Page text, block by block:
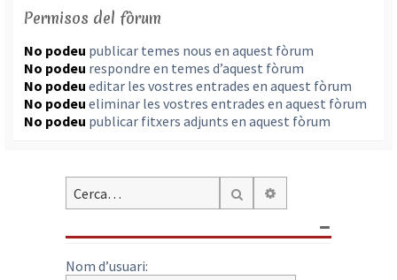
Permisos del fòrum
No podeu publicar temes nous en aquest fòrum
No podeu respondre en temes d’aquest fòrum
No podeu editar les vostres entrades en aquest fòrum
No podeu eliminar les vostres entrades en aquest fòrum
No podeu publicar fitxers adjunts en aquest fòrum
Cerca
Nom d’usuari: